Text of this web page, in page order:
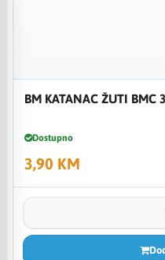
BM KATANAC ŽUTI BMC
Dostupno
3,90 KM